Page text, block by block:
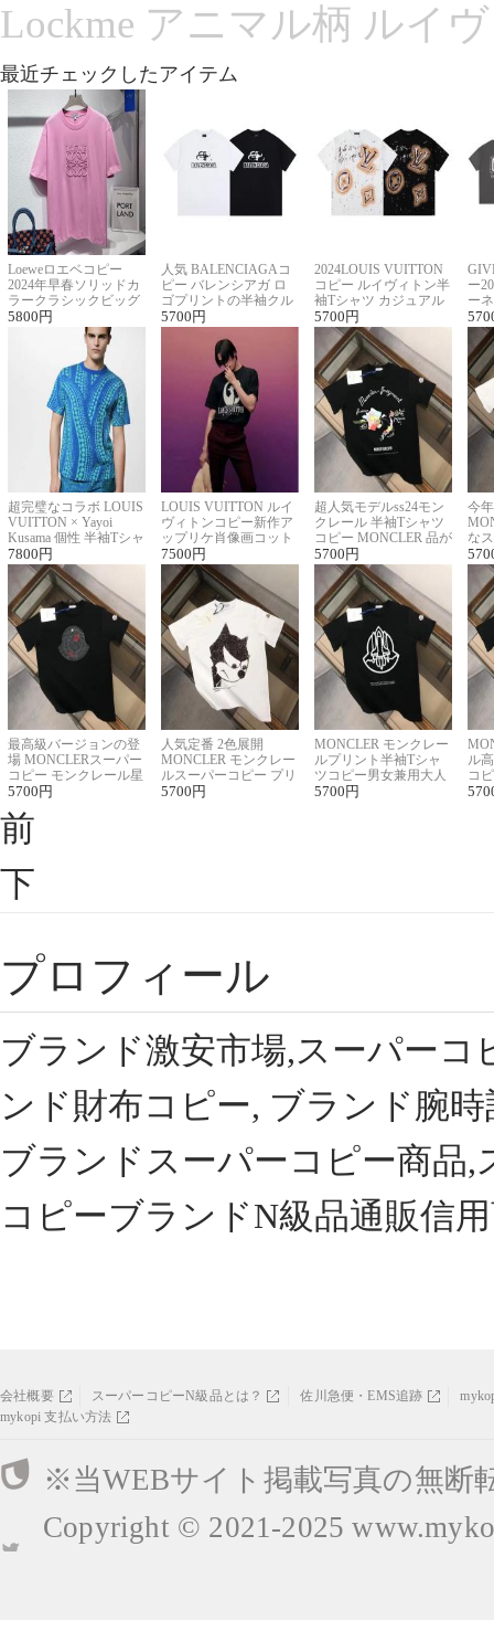
Lockme アニマル柄 ルイ
最近チェックしたアイテム
Loeweロエベコピー
2024年早春ソリッドカ
ラークラシックビッグ
ロゴ刺繍Tシャツ
5800 円
人気 BALENCIAGAコ
ピー バレンシアガ ロ
ゴプリントの半袖クル
ーネックTシャツ
5700 円
2024LOUIS VUITTON
コピー ルイヴィトン半
袖Tシャツ カジュアル
に馴染む 2色展開
5700 円
ー
ー
ー
超完璧なコラボ LOUIS
VUITTON × Yayoi
Kusama 個性 半袖Tシャ
ツコピー男女兼用
7800 円
LOUIS VUITTON ルイ
ヴィトンコピー新作ア
ップリケ肖像画コット
ンニット半袖Tシャツ
7500 円
超人気モデルss24モン
クレール 半袖Tシャツ
コピー MONCLER 品が
良く見た目
5700 円
今
な
ル
最高級バージョンの登
場 MONCLERスーパー
コピー モンクレール星
座半袖Tシャツ
5700 円
人気定番 2色展開
MONCLER モンクレー
ルスーパーコピー プリ
ント半袖Tシャツ
5700 円
MONCLER モンクレー
ルプリント半袖Tシャ
ツコピー男女兼用大人
可愛い春夏コーデ
5700 円
ル
コ
ィ
前
下
プロフィール
ブランド激安市場,スーパー
ンド財布コピー, ブランド腕
ブランドスーパーコピー商品
コピーブランドN級品通販信
会社概要 スーパーコピーN級品とは？ 佐川急便・EMS追跡
mykopi 支払い方法
※当WEBサイト掲載写真の無断
Copyright © 2021-2025